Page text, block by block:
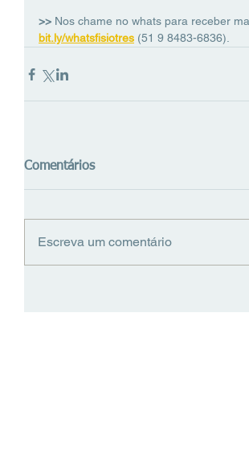
>> Nos chame no whats para receber
bit.ly/whatsfisiotres (51 9 8483-6836).
Comentários
Escreva um comentário